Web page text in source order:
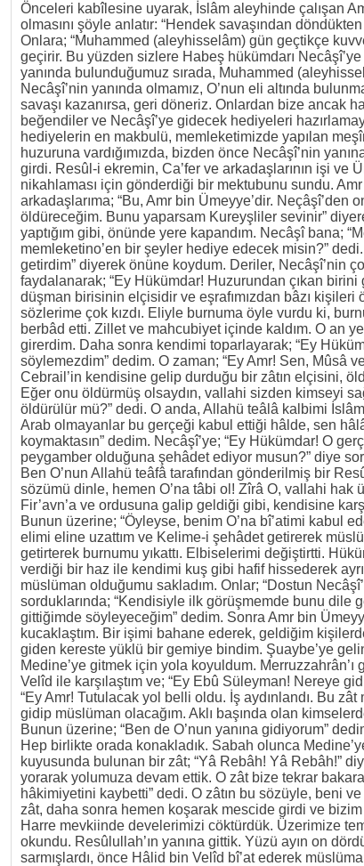
Önceleri kabîlesine uyarak, İslâm aleyhinde çalışan
olmasını şöyle anlatır: “Hendek savaşından
Onlara; “Muhammed (aleyhisselâm) gün geçtikçe
geçirir. Bu yüzden sizlere Habeş hükümdarı Necâşî’ye
yanında bulunduğumuz sırada, Muhammed
Necâşî’nin yanında olmamız, O’nun eli altında
savaşı kazanırsa, geri döneriz. Onlardan bize ancak
beğendiler ve Necâşî’ye gidecek hediyeleri
hediyelerin en makbulü, memleketimizde yapılan
huzuruna vardığımızda, bizden önce Necâşî’nin
girdi. Resûl-i ekremin, Ca’fer ve arkadaşlarının işi ve
nikahlaması için gönderdiği bir mektubunu sundu. Amr
arkadaşlarıma; “Bu, Amr bin Ümeyye’dir. Neçâşî’den
öldüreceğim. Bunu yaparsam Kureyşliler sevinir”
yaptığım gibi, önünde yere kapandım. Necâşî bana;
memleketino’en bir şeyler hediye edecek misin?”
getirdim” diyerek önüne koydum. Deriler, Necâşî’nin
faydalanarak; “Ey Hükümdar! Huzurundan çıkan
düşman birisinin elçisidir ve eşrafımızdan bâzı
sözlerime çok kızdı. Eliyle burnuma öyle vurdu ki,
berbâd etti. Zillet ve mahcubiyet içinde kaldım. O an
girerdim. Daha sonra kendimi toparlayarak; “Ey
söylemezdim” dedim. O zaman; “Ey Amr! Sen, Mûsâ
Cebrail’in kendisine gelip durduğu bir zâtın elçisini,
Eğer onu öldürmüş olsaydın, vallahi sizden kimseyi
öldürülür mü?” dedi. O anda, Allahü teâlâ kalbimi
Arab olmayanlar bu gerçeği kabul ettiği hâlde, sen
koymaktasın” dedim. Necâşî’ye; “Ey Hükümdar! O
peygamber olduğuna şehâdet ediyor musun?” diye
Ben O’nun Allahü teâfâ tarafından gönderilmiş bir
sözümü dinle, hemen O’na tâbi ol! Zîrâ O, vallahi hak
Fir’avn’a ve ordusuna galip geldiği gibi, kendisine
Bunun üzerine; “Öyleyse, benim O’na bî’atimi kabul
elimi eline uzattım ve Kelime-i şehâdet getirerek
getirterek burnumu yıkattı. Elbiselerimi değiştirtti.
verdiği bir haz ile kendimi kuş gibi hafif hissederek
müslüman olduğumu sakladım. Onlar; “Dostun
sorduklarında; “Kendisiyle ilk görüşmemde bunu dile
gittiğimde söyleyeceğim” dedim. Sonra Amr bin
kucaklaştım. Bir işimi bahane ederek, geldiğim
giden kereste yüklü bir gemiye bindim. Şuaybe’ye
Medine’ye gitmek için yola koyuldum.
Velîd ile karşılaştım ve; “Ey Ebû Süleyman! Nereye
“Ey Amr! Tutulacak yol belli oldu. İş aydınlandı. Bu
gidip müslüman olacağım. Aklı başında olan
Bunun üzerine; “Ben de O’nun yanına gidiyorum”
Hep birlikte orada konakladık. Sabah olunca
kuyusunda bulunan bir zât; “Yâ Rebâh! Yâ Rebâh!”
yorarak yolumuza devam ettik. O zât bize tekrar
hâkimiyetini kaybetti” dedi. O zâtın bu sözüyle, beni
zât, daha sonra hemen koşarak mescide girdi ve
Harre mevkiinde develerimizi cöktürdük. Üzerimize
okundu. Resûlullah’ın yanına gittik. Yüzü ayın on
sarmışlardı, önce Hâlid bin Velîd bî’at ederek